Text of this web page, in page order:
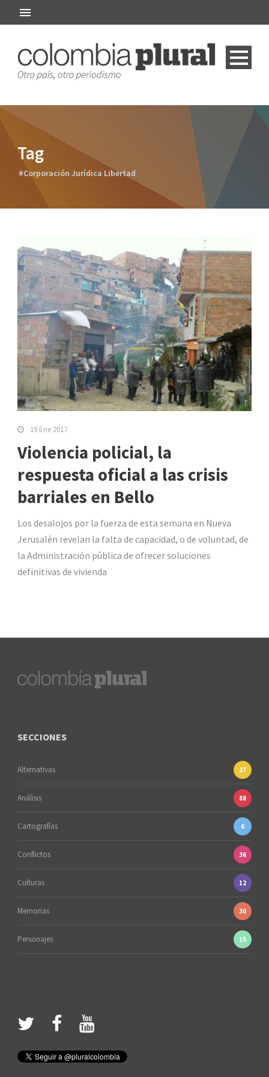
Tag
#Corporación Jurídica Libertad
19 Ene 2017
Violencia policial, la
respuesta oficial a las crisis
barriales en Bello
Los desalojos por la fuerza de esta semana en Nueva
Jerusalén revelan la falta de capacidad, o de voluntad, de
la Administración pública de ofrecer soluciones
definitivas de vivienda
SECCIONES
Alternativas 27
Análisis 88
Cartografías 6
Conflictos 36
Culturas 12
Memorias 30
Personajes 15